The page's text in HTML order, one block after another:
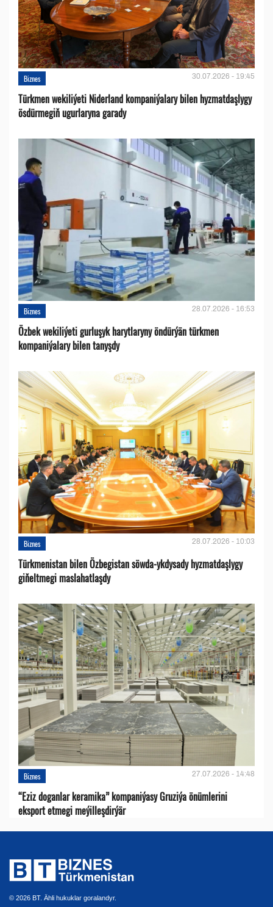
Biznes 30.07.2026 - 19:45
Türkmen wekiliýeti Niderland kompaniýalary bilen hyzmatdaşlygy
ösdürmegiň ugurlaryna garady
Biznes 28.07.2026 - 16:53
Özbek wekiliýeti gurluşyk harytlaryny öndürýän türkmen
kompaniýalary bilen tanyşdy
Biznes 28.07.2026 - 10:03
Türkmenistan bilen Özbegistan söwda-ykdysady hyzmatdaşlygy
giňeltmegi maslahatlaşdy
Biznes 27.07.2026 - 14:48
“Eziz doganlar keramika” kompaniýasy Gruziýa önümlerini
eksport etmegi meýilleşdirýär
© 2026 BT. Ähli hukuklar goralandyr.